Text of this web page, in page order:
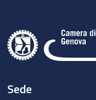
Sede